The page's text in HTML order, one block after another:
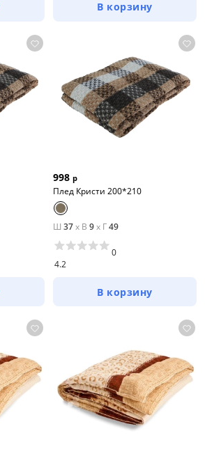
В корзину
998 р
Плед Кристи 200*210
Ш 37x В 9x Г49
4.2
0
В корзину